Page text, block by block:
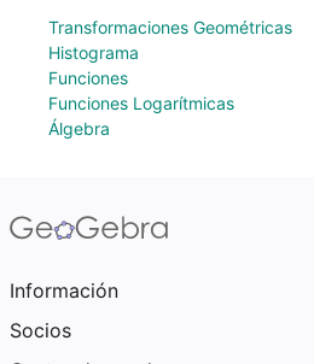
Transformaciones Geométricas
Histograma
Funciones
Funciones Logarítmicas
Álgebra
Información
Socios